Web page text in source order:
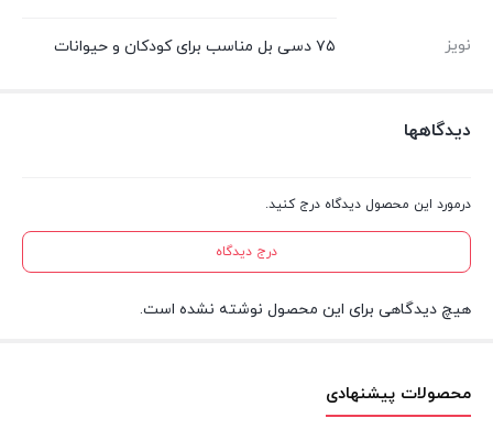
نویز ۷۵ دسی بل مناسب برای کودکان و حیوانات
دیدگاهها
درمورد این محصول دیدگاه درج کنید.
درج دیدگاه
هیچ دیدگاهی برای این محصول نوشته نشده است.
محصولات پیشنهادی